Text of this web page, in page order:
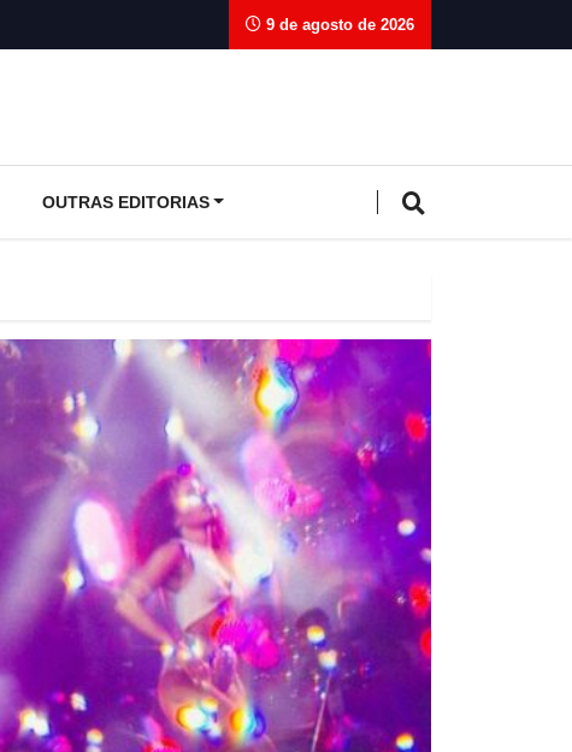
9 de agosto de 2026
OUTRAS EDITORIAS